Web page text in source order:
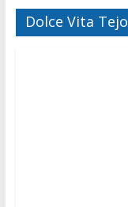
Dolce Vita Tejo